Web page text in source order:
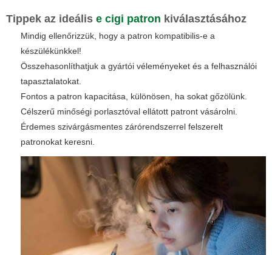
Tippek az ideális e cigi patron kiválasztásához
Mindig ellenőrizzük, hogy a patron kompatibilis-e a
készülékünkkel!
Összehasonlíthatjuk a gyártói véleményeket és a felhasználói
tapasztalatokat.
Fontos a patron kapacitása, különösen, ha sokat gőzölünk.
Célszerű minőségi porlasztóval ellátott patront vásárolni.
Érdemes szivárgásmentes zárórendszerrel felszerelt
patronokat keresni.